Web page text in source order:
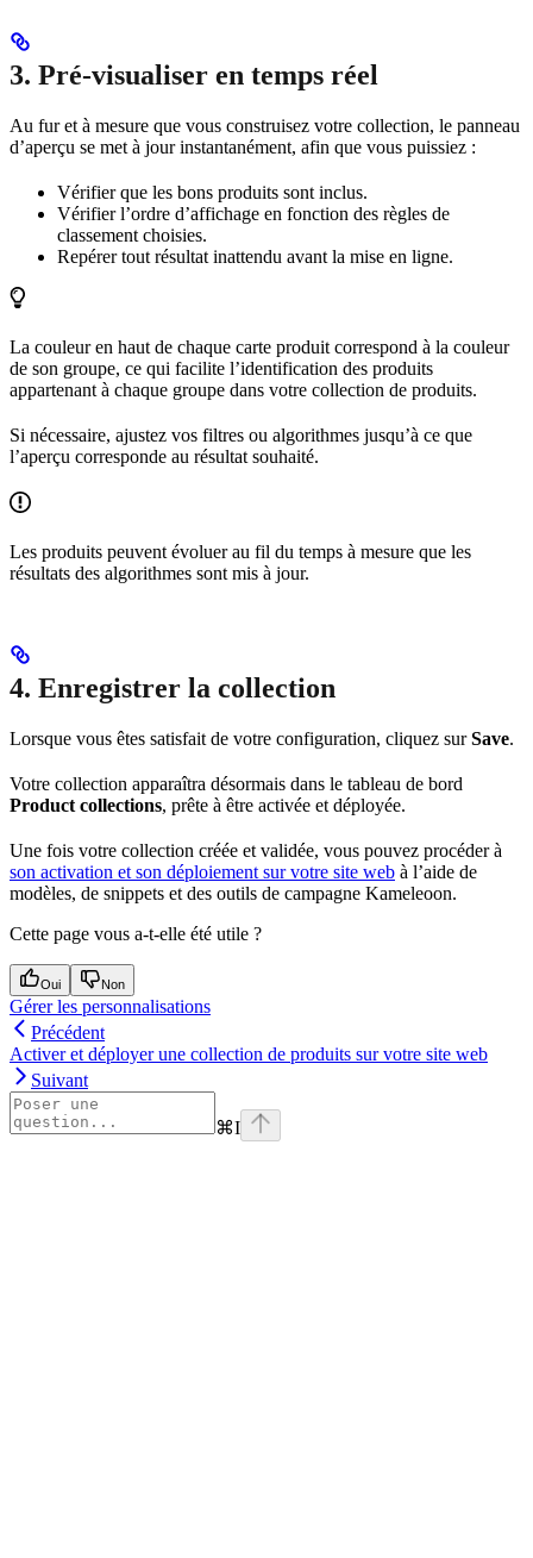
3. Pré-visualiser en temps réel
Au fur et à mesure que vous construisez votre collection, le panneau
d’aperçu se met à jour instantanément, afin que vous puissiez :
Vérifier que les bons produits sont inclus.
Vérifier l’ordre d’affichage en fonction des règles de
classement choisies.
Repérer tout résultat inattendu avant la mise en ligne.
La couleur en haut de chaque carte produit correspond à la couleur
de son groupe, ce qui facilite l’identification des produits
appartenant à chaque groupe dans votre collection de produits.
Si nécessaire, ajustez vos filtres ou algorithmes jusqu’à ce que
l’aperçu corresponde au résultat souhaité.
Les produits peuvent évoluer au fil du temps à mesure que les
résultats des algorithmes sont mis à jour.
4. Enregistrer la collection
Lorsque vous êtes satisfait de votre configuration, cliquez surSave.
Votre collection apparaîtra désormais dans le tableau de bord
Product collections, prête à être activée et déployée.
Une fois votre collection créée et validée, vous pouvez procéder à
son activation et son déploiement sur votre site web à l’aide de
modèles, de snippets et des outils de campagne Kameleoon.
Cette page vous a-t-elle été utile ?
Oui Non
Gérer les personnalisations
Précédent
Activer et déployer une collection de produits sur votre site web
Suivant
⌘I